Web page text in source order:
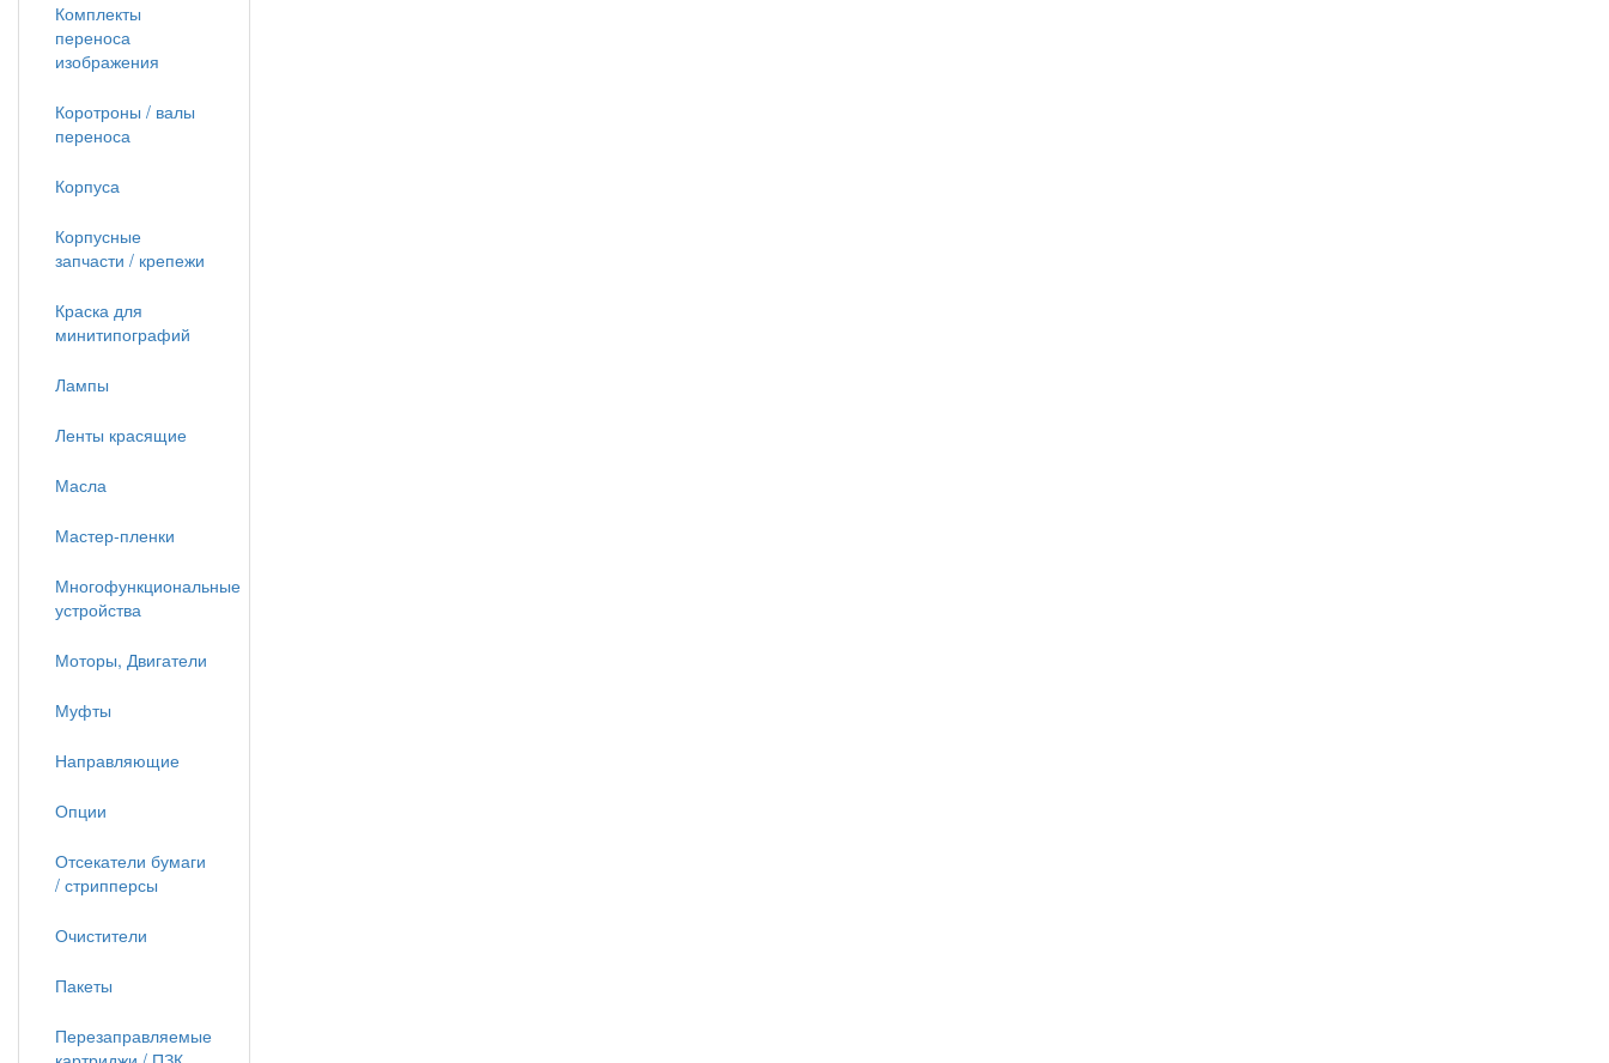
Комплекты
переноса
изображения
Коротроны / валы
переноса
Корпуса
Корпусные
запчасти / крепежи
Краска для
минитипографий
Лампы
Ленты красящие
Масла
Мастер-пленки
Многофункциональные
устройства
Моторы, Двигатели
Муфты
Направляющие
Опции
Отсекатели бумаги
/ стрипперсы
Очистители
Пакеты
Перезаправляемые